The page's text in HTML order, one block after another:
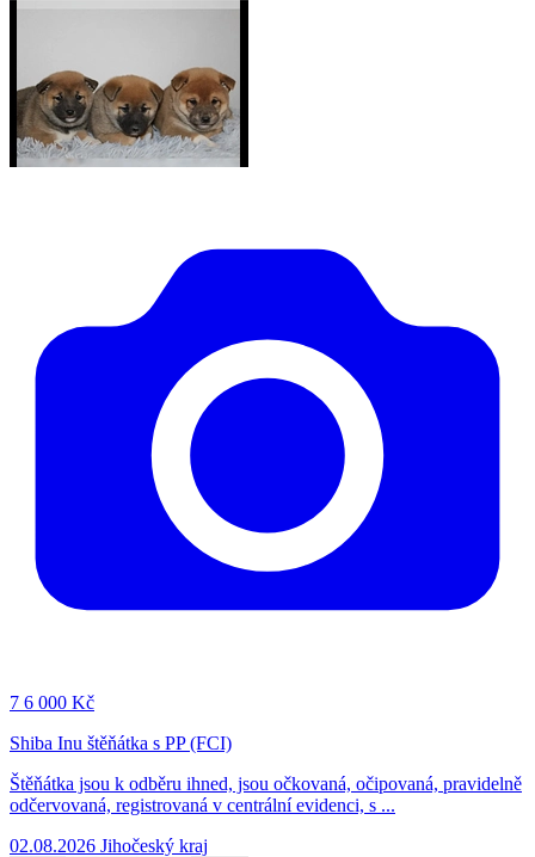
7 6 000 Kč
Shiba Inu štěňátka s PP (FCI)
Štěňátka jsou k odběru ihned, jsou očkovaná, očipovaná, pravidelně
odčervovaná, registrovaná v centrální evidenci, s ...
02.08.2026 Jihočeský kraj